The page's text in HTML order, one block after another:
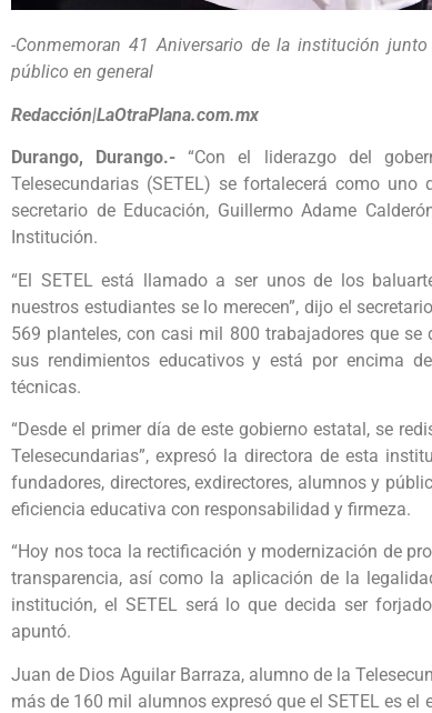
-Conmemoran 41 Aniversario de la institución
público en general
Redacción|LaOtraPlana.com.mx
Durango, Durango.- “Con el liderazgo del
Telesecundarias (SETEL) se fortalecerá como
secretario de Educación, Guillermo Adame
Institución.
“El SETEL está llamado a ser unos de los
nuestros estudiantes se lo merecen”, dijo el
569 planteles, con casi mil 800 trabajadores que
sus rendimientos educativos y está por encima
técnicas.
“Desde el primer día de este gobierno estatal, se
Telesecundarias”, expresó la directora de esta
fundadores, directores, exdirectores, alumnos y
eficiencia educativa con responsabilidad y firmeza.
“Hoy nos toca la rectificación y modernización de
transparencia, así como la aplicación de la
institución, el SETEL será lo que decida ser
apuntó.
Juan de Dios Aguilar Barraza, alumno de la
más de 160 mil alumnos expresó que el SETEL es